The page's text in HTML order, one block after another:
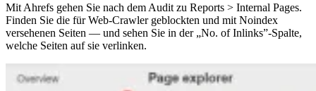
Mit Ahrefs gehen Sie nach dem Audit zu Reports > Internal Pages.
Finden Sie die für Web-Crawler geblockten und mit Noindex
versehenen Seiten — und sehen Sie in der „No. of Inlinks”-Spalte,
welche Seiten auf sie verlinken.